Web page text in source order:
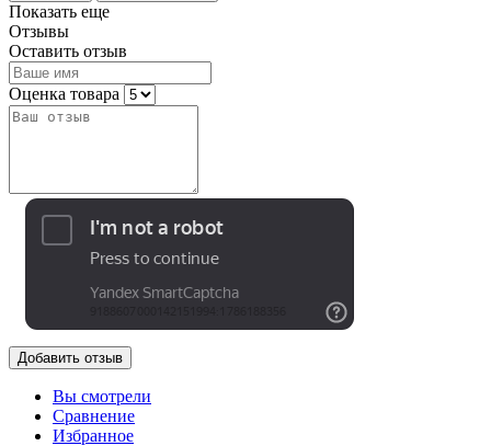
Показать еще
Отзывы
Оставить отзыв
Оценка товара
Добавить отзыв
Вы смотрели
Сравнение
Избранное